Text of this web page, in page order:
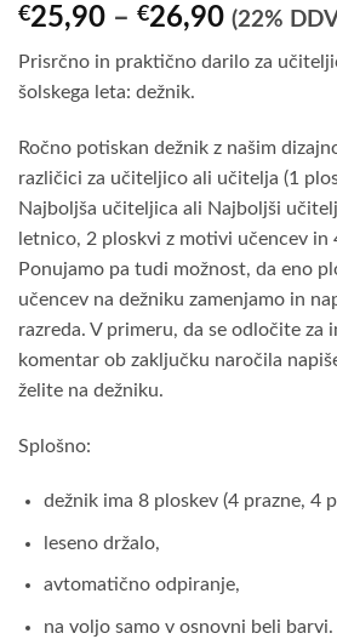
€25,90 – €26,90Cenovni
od
do
€26,90
(22%
Prisrčno in praktično darilo za
šolskega leta: dežnik.
Ročno potiskan dežnik z našim
različici za učiteljico ali učitelja (1
Najboljša učiteljica ali Najboljši
letnico, 2 ploskvi z motivi učencev in
Ponujamo pa tudi možnost, da eno
učencev na dežniku zamenjamo in
razreda. V primeru, da se odločite za
komentar ob zaključku naročila
želite na dežniku.
Splošno:
dežnik ima 8 ploskev (4 prazne, 4
leseno držalo,
avtomatično odpiranje,
na voljo samo v osnovni beli barvi.